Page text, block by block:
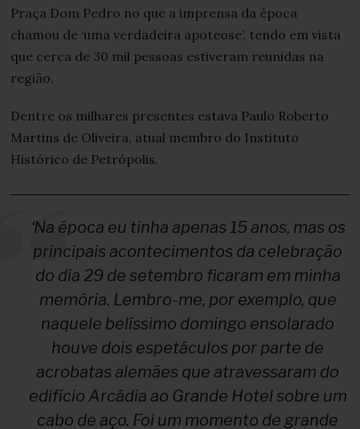
Praça Dom Pedro no que a imprensa da época
chamou de ‘uma verdadeira apoteose’, tendo em vista
que cerca de 30 mil pessoas estiveram reunidas na
região.
Dentre os milhares presentes estava Paulo Roberto
Martins de Oliveira, atual membro do Instituto
Histórico de Petrópolis.
‘Na época eu tinha apenas 15 anos, mas os
principais acontecimentos da celebração
do dia 29 de setembro ficaram em minha
memória. Lembro-me, por exemplo, que
naquele belíssimo domingo ensolarado
houve dois espetáculos por parte de
acrobatas alemães que atravessaram do
edifício Arcádia ao Grande Hotel sobre um
cabo de aço. Foi um momento de grande